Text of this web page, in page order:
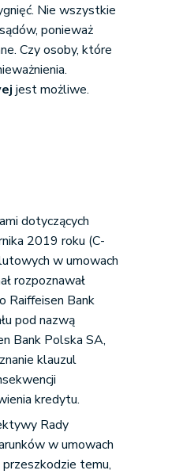
Nie wszystkie
ponieważ
Czy osoby, które
jest możliwe.
dotyczących
2019 roku (C-
w umowach
rozpoznawał
Raiffeisen Bank
pod nazwą
Bank Polska SA,
klauzul
kredytu.
Rady
w umowach
temu,